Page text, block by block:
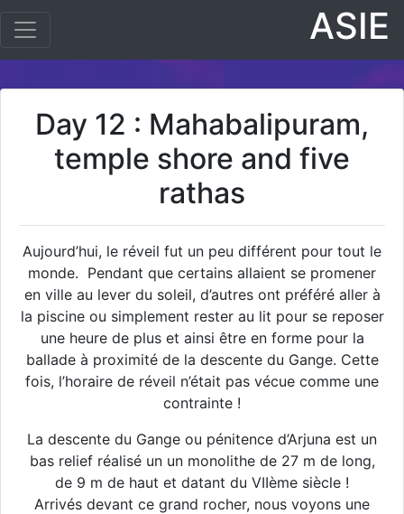
ASIE
Day 12 : Mahabalipuram,
temple shore and five
rathas
Aujourd’hui, le réveil fut un peu différent pour tout le
monde. Pendant que certains allaient se promener
en ville au lever du soleil, d’autres ont préféré aller à
la piscine ou simplement rester au lit pour se reposer
une heure de plus et ainsi être en forme pour la
ballade à proximité de la descente du Gange. Cette
fois, l’horaire de réveil n’était pas vécue comme une
contrainte !
La descente du Gange ou pénitence d’Arjuna est un
bas relief réalisé un un monolithe de 27 m de long,
de 9 m de haut et datant du VIIème siècle !
Arrivés devant ce grand rocher, nous voyons une